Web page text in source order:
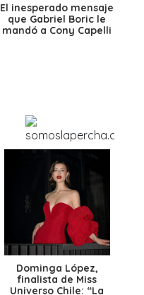
El inesperado mensaje
que Gabriel Boric le
mandó a Cony Capelli
Dominga López,
finalista de Miss
Universo Chile: “La